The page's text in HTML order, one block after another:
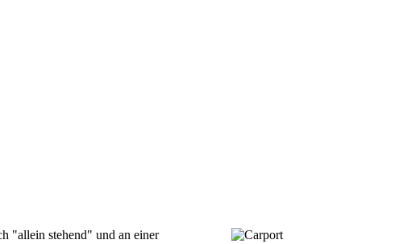
"allein stehend" und an einer